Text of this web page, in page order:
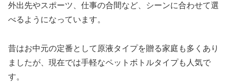
外出先やスポーツ、仕事の合間など、シーンに合わせて選
べるようになっています。
昔はお中元の定番として原液タイプを贈る家庭も多くあり
ましたが、現在では手軽なペットボトルタイプも人気で
す。